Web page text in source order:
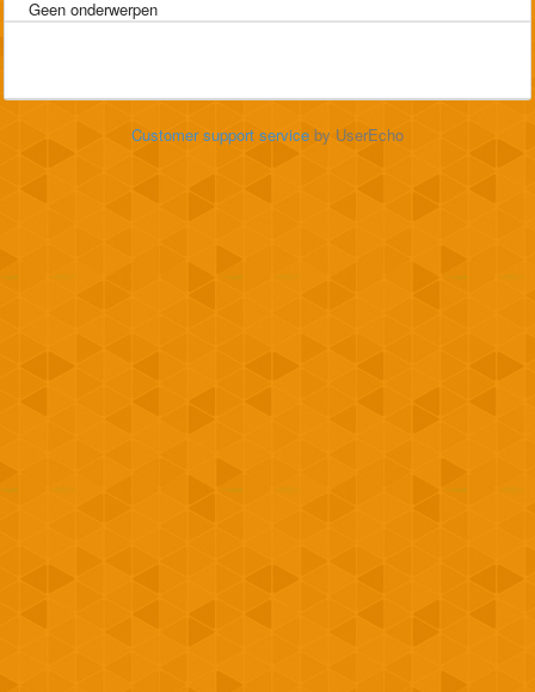
Geen onderwerpen
Customer support service by UserEcho